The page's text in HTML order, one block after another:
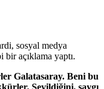
sosyal medya
bir açıklama yaptı.
Galatasaray. Beni bu
Sevildiğini, saygı